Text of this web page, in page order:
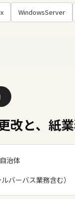
WindowsServer
改と、紙
治体
バーバス業務含む）